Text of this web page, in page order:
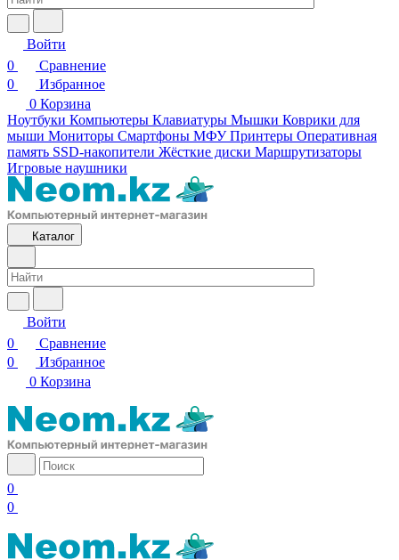
Войти
0
Сравнение
0
Избранное
0 Корзина
Ноутбуки Компьютеры Клавиатуры Мышки Коврики для
мыши Мониторы Смартфоны МФУ Принтеры Оперативная
память SSD-накопители Жёсткие диски Маршрутизаторы
Игровые наушники
Каталог
Войти
0
Сравнение
0
Избранное
0 Корзина
0
0